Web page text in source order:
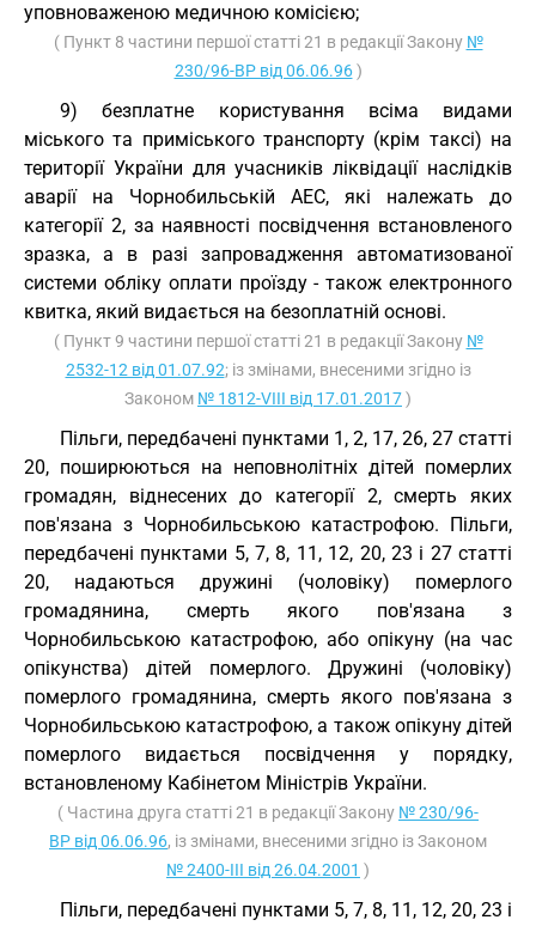
уповноваженою медичною комісією;
( Пункт 8 частини першої статті 21 в редакції Закону №
230/96-ВР від 06.06.96)
9) безплатне користування всіма видами
міського та приміського транспорту (крім таксі) на
території України для учасників ліквідації наслідків
аварії на Чорнобильській АЕС, які належать до
категорії 2, за наявності посвідчення встановленого
зразка, а в разі запровадження автоматизованої
системи обліку оплати проїзду - також електронного
квитка, який видається на безоплатній основі.
( Пункт 9 частини першої статті 21 в редакції Закону №
2532-12 від 01.07.92; із змінами, внесеними згідно із
Законом № 1812-VIII від 17.01.2017)
Пільги, передбачені пунктами 1, 2, 17, 26, 27 статті
20, поширюються на неповнолітніх дітей померлих
громадян, віднесених до категорії 2, смерть яких
пов'язана з Чорнобильською катастрофою. Пільги,
передбачені пунктами 5, 7, 8, 11, 12, 20, 23 і 27 статті
20, надаються дружині (чоловіку) померлого
громадянина, смерть якого пов'язана з
Чорнобильською катастрофою, або опікуну (на час
опікунства) дітей померлого. Дружині (чоловіку)
померлого громадянина, смерть якого пов'язана з
Чорнобильською катастрофою, а також опікуну дітей
померлого видається посвідчення у порядку,
встановленому Кабінетом Міністрів України.
( Частина друга статті 21 в редакції Закону № 230/96-
ВР від 06.06.96, із змінами, внесеними згідно із Законом
№ 2400-III від 26.04.2001 )
Пільги, передбачені пунктами 5, 7, 8, 11, 12, 20, 23 і